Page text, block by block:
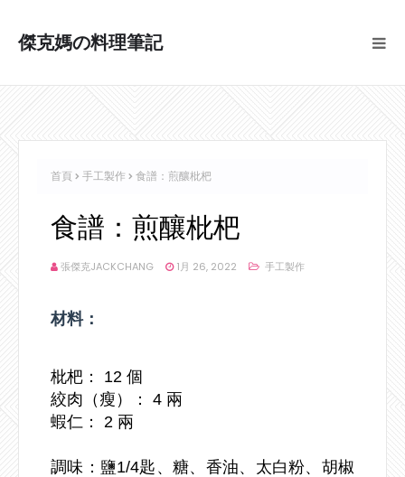
傑克媽の料理筆記
首頁 手工製作 食譜：煎釀枇杷
食譜：煎釀枇杷
張傑克JACKCHANG 1月 26, 2022 手工製作
材料：
枇杷： 12 個
絞肉（瘦）： 4 兩
蝦仁： 2 兩
調味：鹽1/4匙、糖、香油、太白粉、胡椒